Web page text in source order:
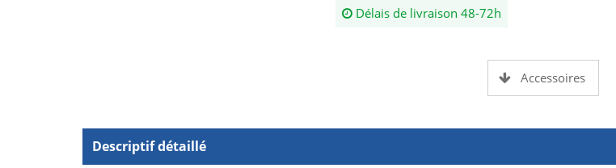
Délais de livraison 48-72h
Accessoires
Descriptif détaillé